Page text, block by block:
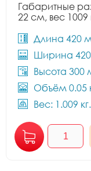
Габаритные
22 см, вес 1009
Длина 420
Ширина
Высота 300
Объём 0.05
Вес: 1.009 кг.